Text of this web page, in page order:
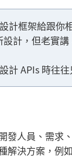
計框架給跟你
計，但老實
計 APIs 時往
發人員、需求
解決方案，例